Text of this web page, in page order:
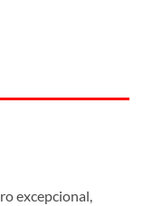
excepcional,